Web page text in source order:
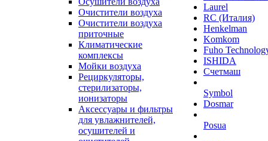
Очистители воздуха
Очистители воздуха
приточные
Климатические
комплексы
Мойки воздуха
Рециркуляторы,
стерилизаторы,
ионизаторы
Аксессуары и фильтры
для увлажнителей,
осушителей и
Laurel
RC (Италия)
Henkelman
Komkom
Fuho
ISHIDA
Счетмаш
Symbol
Dosmar
Posua